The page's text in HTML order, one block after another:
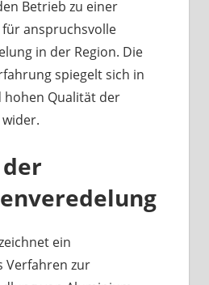
Betrieb zu einer
anspruchsvolle
in der Region. Die
spiegelt sich in
hohen Qualität der
ein
Verfahren zur